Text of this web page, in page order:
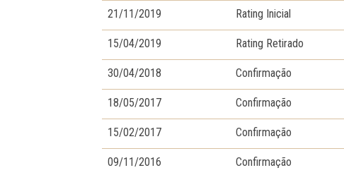
21/11/2019 Rating Inicial
15/04/2019 Rating Retirado
30/04/2018 Confirmação
18/05/2017 Confirmação
15/02/2017 Confirmação
09/11/2016 Confirmação